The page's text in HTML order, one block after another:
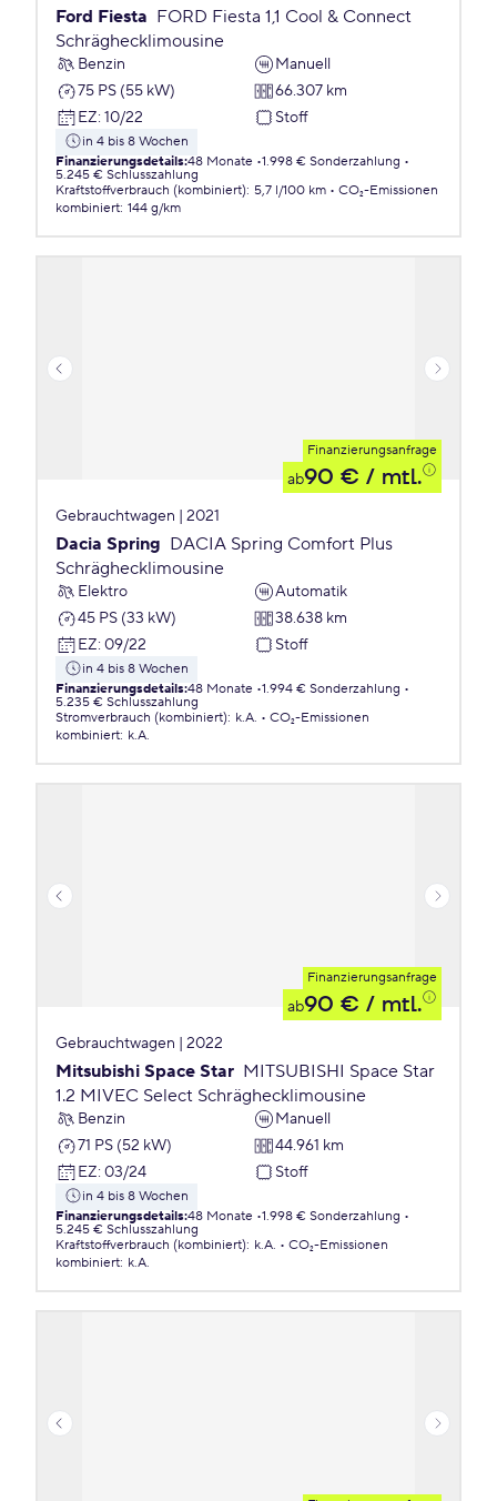
Ford Fiesta FORD Fiesta 1,1 Cool & Connect
Schräghecklimousine
Benzin
Manuell
75 PS (55 kW)
66.307 km
EZ: 10/22 Stoff
in 4 bis 8 Wochen
Finanzierungsdetails:48 Monate 1.998 € Sonderzahlung
5.245 € Schlusszahlung
Kraftstoffverbrauch (kombiniert): 5,7 l/100 km
CO₂-Emissionen
kombiniert: 144 g/km
Finanzierungsanfrage
ab90 € / mtl.
Gebrauchtwagen | 2021
Dacia Spring DACIA Spring Comfort Plus
Schräghecklimousine
Elektro
Automatik
45 PS (33 kW)
38.638 km
EZ: 09/22 Stoff
in 4 bis 8 Wochen
Finanzierungsdetails:48 Monate 1.994 € Sonderzahlung
5.235 € Schlusszahlung
Stromverbrauch (kombiniert): k.A.
CO₂-Emissionen
kombiniert: k.A.
Finanzierungsanfrage
ab90 € / mtl.
Gebrauchtwagen | 2022
Mitsubishi Space Star MITSUBISHI Space Star
1.2 MIVEC Select Schräghecklimousine
Benzin
Manuell
71 PS (52 kW)
44.961 km
EZ: 03/24 Stoff
in 4 bis 8 Wochen
Finanzierungsdetails:48 Monate 1.998 € Sonderzahlung
5.245 € Schlusszahlung
Kraftstoffverbrauch (kombiniert): k.A.
CO₂-Emissionen
kombiniert: k.A.